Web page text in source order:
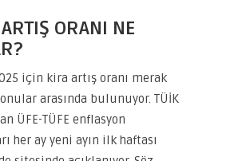
ORANI NE
için kira artış oranı merak
arasında bulunuyor. TÜİK
ÜFE-TÜFE enflasyon
her ay yeni ayın ilk haftası